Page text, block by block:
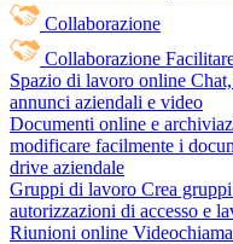
Collaborazione
Collaborazione
Spazio di lavoro online
annunci aziendali e video
Documenti online e
modificare facilmente i
drive aziendale
Gruppi di lavoro Crea
autorizzazioni di accesso e
Riunioni online